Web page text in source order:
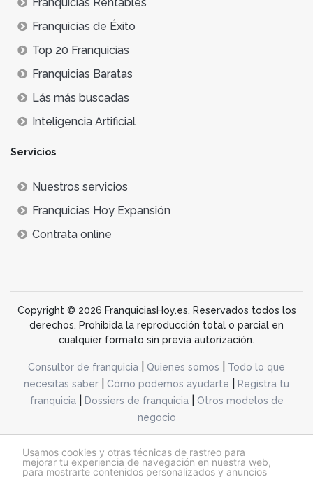
Usamos cookies y otras técnicas de rastreo para
mejorar tu experiencia de navegación en nuestra web,
para mostrarte contenidos personalizados y anuncios
Franquicias de Éxito
Top 20 Franquicias
Franquicias Baratas
Lás más buscadas
Inteligencia Artificial
Servicios
Nuestros servicios
Franquicias Hoy Expansión
Contrata online
Copyright © 2026 FranquiciasHoy.es. Reservados todos los
derechos. Prohibida la reproducción total o parcial en
cualquier formato sin previa autorización.
Consultor de franquicia Quienes somos
Todo lo que
necesitas saber
Cómo podemos ayudarte
Registra tu
franquicia| Dossiers de franquicia|
Otros modelos de
negocio